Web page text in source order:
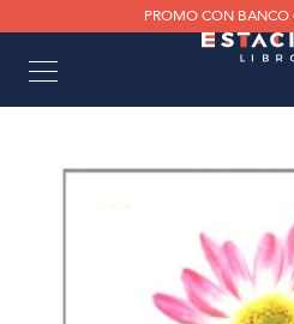
PROMO CON BANCO